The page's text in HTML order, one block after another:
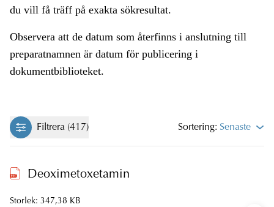
du vill få träff på exakta sökresultat.
Observera att de datum som återfinns i anslutning till
preparatnamnen är datum för publicering i
dokumentbiblioteket.
Filtrera (417) Sortering: Senaste
Deoximetoxetamin
Storlek: 347,38 KB